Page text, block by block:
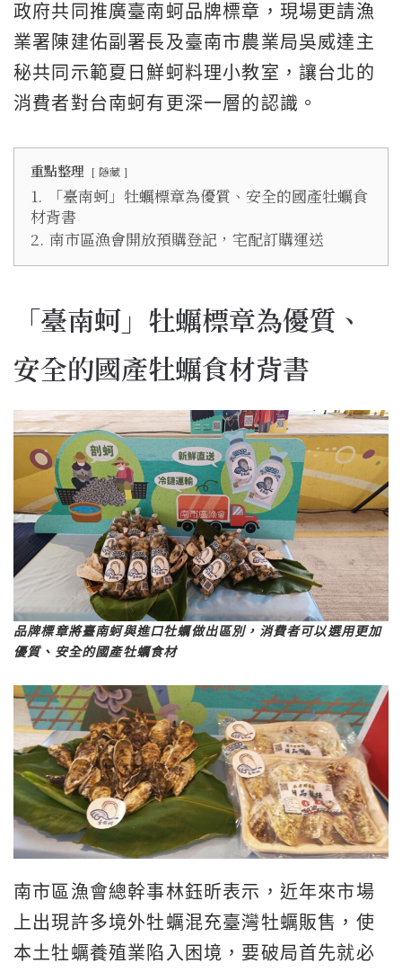
政府共同推廣臺南蚵品牌標章，現場更請漁
業署陳建佑副署長及臺南市農業局吳威達主
秘共同示範夏日鮮蚵料理小教室，讓台北的
消費者對台南蚵有更深一層的認識。
重點整理 隱藏
1.
「臺南蚵」牡蠣標章為優質、安全的國產牡蠣食
材背書
2. 南市區漁會開放預購登記，宅配訂購運送
「臺南蚵」牡蠣標章為優質、
安全的國產牡蠣食材背書
品牌標章將臺南蚵與進口牡蠣做出區別，消費者可以選用更加
優質、安全的國產牡蠣食材
南市區漁會總幹事林鈺昕表示，近年來市場
上出現許多境外牡蠣混充臺灣牡蠣販售，使
本土牡蠣養殖業陷入困境，要破局首先就必